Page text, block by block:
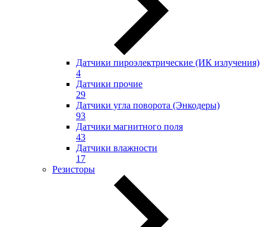
Датчики пироэлектрические (ИК излучения)
4
Датчики прочие
29
Датчики угла поворота (Энкодеры)
93
Датчики магнитного поля
43
Датчики влажности
17
Резисторы